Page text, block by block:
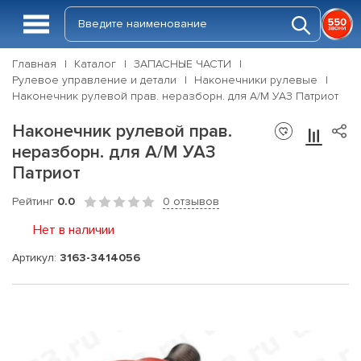
Главная Каталог
ЗАПАСНЫЕ ЧАСТИ
Рулевое управление и детали
Наконечники рулевые
Наконечник рулевой прав. неразборн. для А/М УАЗ Патриот
Наконечник рулевой прав.
неразборн. для А/М УАЗ
Патриот
Рейтинг 0.0 0 отзывов
Нет в наличии
Артикул: 3163-3414056